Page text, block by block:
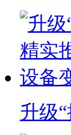
升级